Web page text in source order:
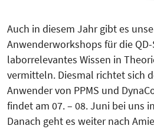
Auch in diesem Jahr gibt es
Anwenderworkshops für die
laborrelevantes Wissen in
vermitteln. Diesmal richtet sich
Anwender von PPMS und
findet am 07. – 08. Juni bei uns
Danach geht es weiter nach